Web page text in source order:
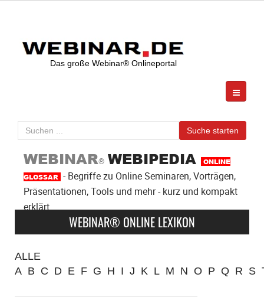
Das große Webinar® Onlineportal
Suchen
...
Suche starten
WEBINAR® WEBIPEDIA
ONLINE
GLOSSAR - Begriffe zu Online Seminaren, Vorträgen,
Präsentationen, Tools und mehr - kurz und kompakt
erklärt
WEBINAR® ONLINE LEXIKON
ALLE
A B C D E F G H I J K L M N O P Q R S